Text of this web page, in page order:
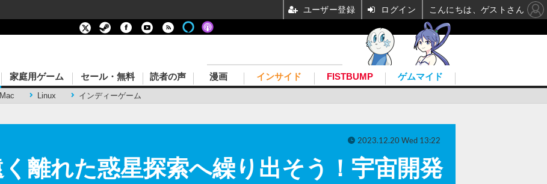
Mac Linux インディーゲーム
家庭用ゲーム セール・無料 読者の声 漫画 インサイド FISTBUMP ゲムマイド
離れた惑星探索へ繰り出そう！宇宙開発
2023.12.20 Wed 13:22
ユーザー登録 ログイン こんにちは、ゲストさん